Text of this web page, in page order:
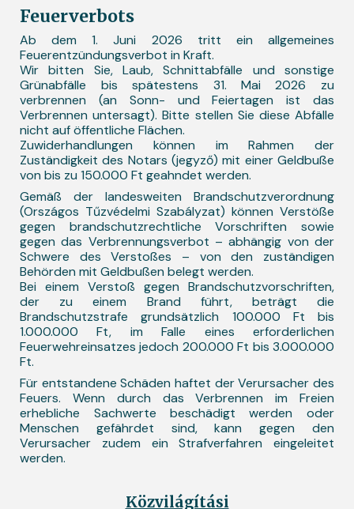
Feuerverbots
Ab dem 1. Juni 2026 tritt ein allgemeines
Feuerentzündungsverbot in Kraft.
Wir bitten Sie, Laub, Schnittabfälle und sonstige
Grünabfälle bis spätestens 31. Mai 2026 zu
verbrennen (an Sonn- und Feiertagen ist das
Verbrennen untersagt). Bitte stellen Sie diese Abfälle
nicht auf öffentliche Flächen.
Zuwiderhandlungen können im Rahmen der
Zuständigkeit des Notars (jegyző) mit einer Geldbuße
von bis zu 150.000 Ft geahndet werden.
Gemäß der landesweiten Brandschutzverordnung
(Országos Tűzvédelmi Szabályzat) können Verstöße
gegen brandschutzrechtliche Vorschriften sowie
gegen das Verbrennungsverbot – abhängig von der
Schwere des Verstoßes – von den zuständigen
Behörden mit Geldbußen belegt werden.
Bei einem Verstoß gegen Brandschutzvorschriften,
der zu einem Brand führt, beträgt die
Brandschutzstrafe grundsätzlich 100.000 Ft bis
1.000.000 Ft, im Falle eines erforderlichen
Feuerwehreinsatzes jedoch 200.000 Ft bis 3.000.000
Ft.
Für entstandene Schäden haftet der Verursacher des
Feuers. Wenn durch das Verbrennen im Freien
erhebliche Sachwerte beschädigt werden oder
Menschen gefährdet sind, kann gegen den
Verursacher zudem ein Strafverfahren eingeleitet
werden.
Közvilágítási